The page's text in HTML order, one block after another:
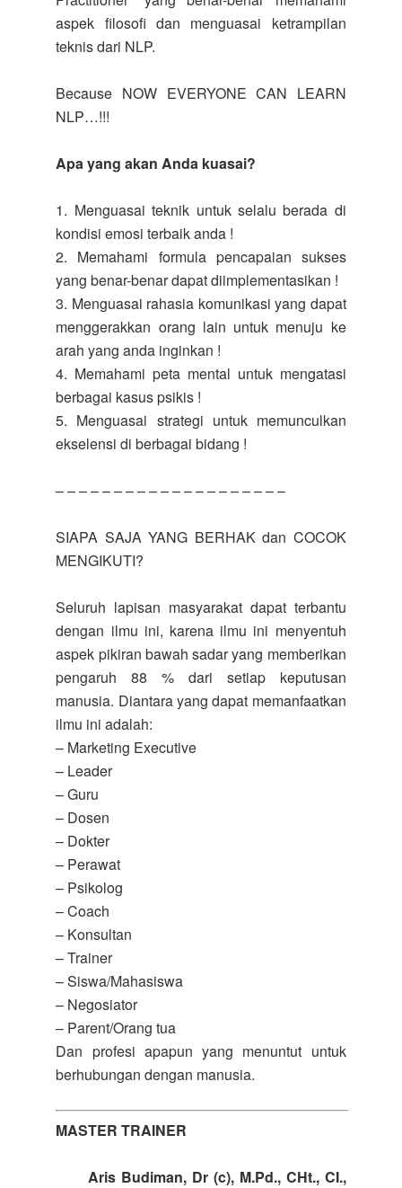
aspek filosofi dan menguasai ketrampilan
teknis dari NLP.
Because NOW EVERYONE CAN LEARN
NLP…!!!
Apa yang akan Anda kuasai?
1. Menguasai teknik untuk selalu berada di
kondisi emosi terbaik anda !
2. Memahami formula pencapaian sukses
yang benar-benar dapat diimplementasikan !
3. Menguasai rahasia komunikasi yang dapat
menggerakkan orang lain untuk menuju ke
arah yang anda inginkan !
4. Memahami peta mental untuk mengatasi
berbagai kasus psikis !
5. Menguasai strategi untuk memunculkan
ekselensi di berbagai bidang !
– – – – – – – – – – – – – – – – – – – –
SIAPA SAJA YANG BERHAK dan COCOK
MENGIKUTI?
Seluruh lapisan masyarakat dapat terbantu
dengan ilmu ini, karena ilmu ini menyentuh
aspek pikiran bawah sadar yang memberikan
pengaruh 88 % dari setiap keputusan
manusia. Diantara yang dapat memanfaatkan
ilmu ini adalah:
– Marketing Executive
– Leader
– Guru
– Dosen
– Dokter
– Perawat
– Psikolog
– Coach
– Konsultan
– Trainer
– Siswa/Mahasiswa
– Negosiator
– Parent/Orang tua
Dan profesi apapun yang menuntut untuk
berhubungan dengan manusia.
MASTER TRAINER
Aris Budiman, Dr (c), M.Pd., CHt., CI.,